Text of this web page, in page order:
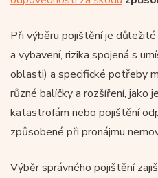
Při výběru pojištění je
a vybavení, rizika spojená s
oblasti) a specifické potřeby
různé balíčky a rozšíření, jako
katastrofám nebo pojištění
způsobené při pronájmu
Výběr správného pojištění